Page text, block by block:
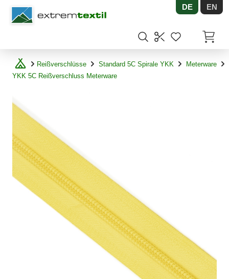
Shopware DE EN
Reißverschlüsse Standard 5C Spirale YKK
Meterware
YKK 5C Reißverschluss Meterware